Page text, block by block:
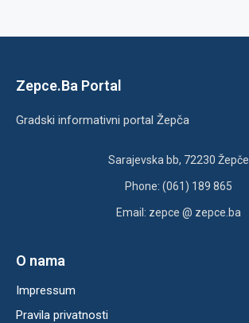
Zepce.Ba Portal
Gradski informativni portal Žepča
Sarajevska bb, 72230 Žepče
Phone: (061) 189 865
Email: zepce @ zepce.ba
O nama
Impressum
Pravila privatnosti